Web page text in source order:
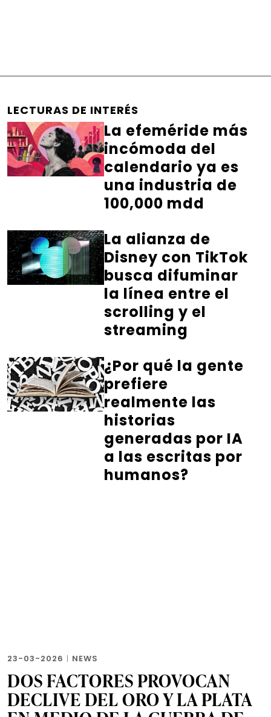
LECTURAS DE INTERÉS
La efeméride más
incómoda del
calendario ya es
una industria de
100,000 mdd
La alianza de
Disney con TikTok
busca difuminar
la línea entre el
scrolling y el
streaming
¿Por qué la gente
prefiere
realmente las
historias
generadas por IA
a las escritas por
humanos?
23-03-2026 | NEWS
DOS FACTORES PROVOCAN
DECLIVE DEL ORO Y LA PLATA